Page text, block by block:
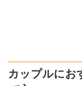
カップルにお